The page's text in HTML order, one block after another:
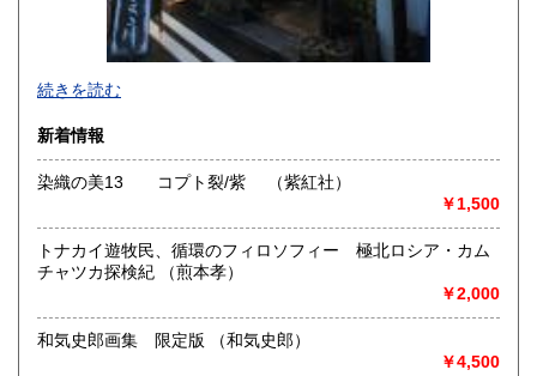
沿線名：-
最寄駅：-
営業時間：事務所(無店舗)、事務所併設のギャラリーのみ不
定期OPEN
定休日：古本屋として店舗営業はしていません。
続きを読む
新着情報
染織の美13 コプト裂/紫 （紫紅社）
￥1,500
トナカイ遊牧民、循環のフィロソフィー 極北ロシア・カム
チャツカ探検紀 （煎本孝）
￥2,000
和気史郎画集 限定版 （和気史郎）
￥4,500